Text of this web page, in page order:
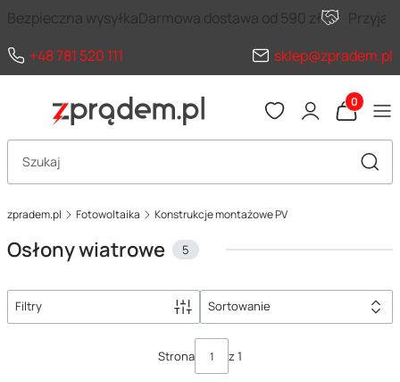
Bezpieczna wysyłkaDarmowa dostawa od 590 zł
+48 781 520 111
sklep@zpradem.pl
Produkty
Otwórz wyszukiwarkę
zpradem.pl Fotowoltaika Konstrukcje montażowe PV
Osłony wiatrowe 5
Filtry Sortowanie
Strona z 1